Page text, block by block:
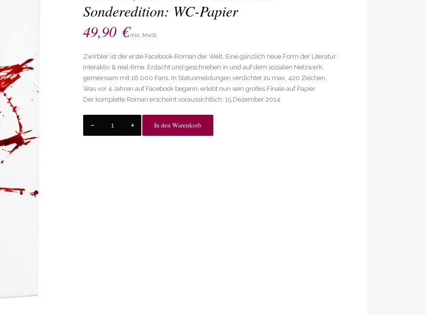
Sonderedition: WC-Papier
49,90 € inkl. MwSt.
Zwirbler ist der erste Facebook-Roman der Welt. Eine gänzlich neue Form der Literatur:
interaktiv & real-time. Erdacht und geschrieben in und auf dem sozialen Netzwerk,
gemeinsam mit 16.000 Fans. In Statusmeldungen verdichtet zu max. 420 Zeichen.
Was vor 4 Jahren auf Facebook begann, erlebt nun sein großes Finale auf Papier.
Der komplette Roman erscheint voraussichtlich: 15.Dezember 2014
In den Warenkorb